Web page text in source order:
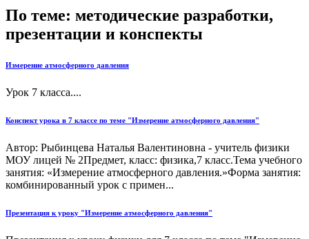
По теме: методические разработки,
презентации и конспекты
Измерение атмосферного давления
Урок 7 класса....
Конспект урока в 7 классе по теме "Измерение атмосферного давления"
Автор: Рыбинцева Наталья Валентиновна - учитель физики
МОУ лицей № 2Предмет, класс: физика,7 класс.Тема учебного
занятия: «Измерение атмосферного давления.»Форма занятия:
комбинированный урок с примен...
Презентация к уроку "Измерение атмосферного давления"